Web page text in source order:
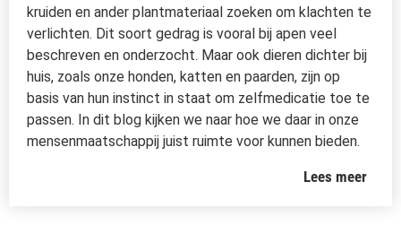
kruiden en ander plantmateriaal zoeken om klachten te
verlichten. Dit soort gedrag is vooral bij apen veel
beschreven en onderzocht. Maar ook dieren dichter bij
huis, zoals onze honden, katten en paarden, zijn op
basis van hun instinct in staat om zelfmedicatie toe te
passen. In dit blog kijken we naar hoe we daar in onze
mensenmaatschappij juist ruimte voor kunnen bieden.
Lees meer